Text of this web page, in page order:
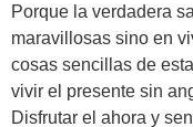
Porque la verdadera
maravillosas sino en
cosas sencillas de
vivir el presente sin
Disfrutar el ahora y